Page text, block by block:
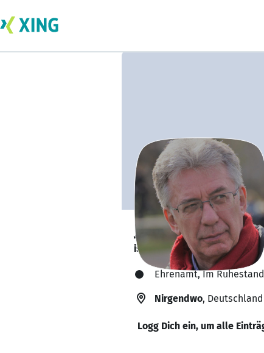
Jean Friedrich
ist gesund und munter. 🥦
Ehrenamt, Im
Nirgendwo, Deutschland
Logg Dich ein, um alle